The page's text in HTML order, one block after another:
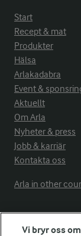
Start
Recept & mat
Produkter
Hälsa
Arlakadabra
Event &
Aktuellt
Om Arla
Nyheter & press
Jobb & karriär
Kontakta oss
Arla in other
Fler Arlasajter
Vi bryr oss